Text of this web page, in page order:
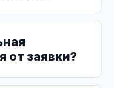
от заявки?